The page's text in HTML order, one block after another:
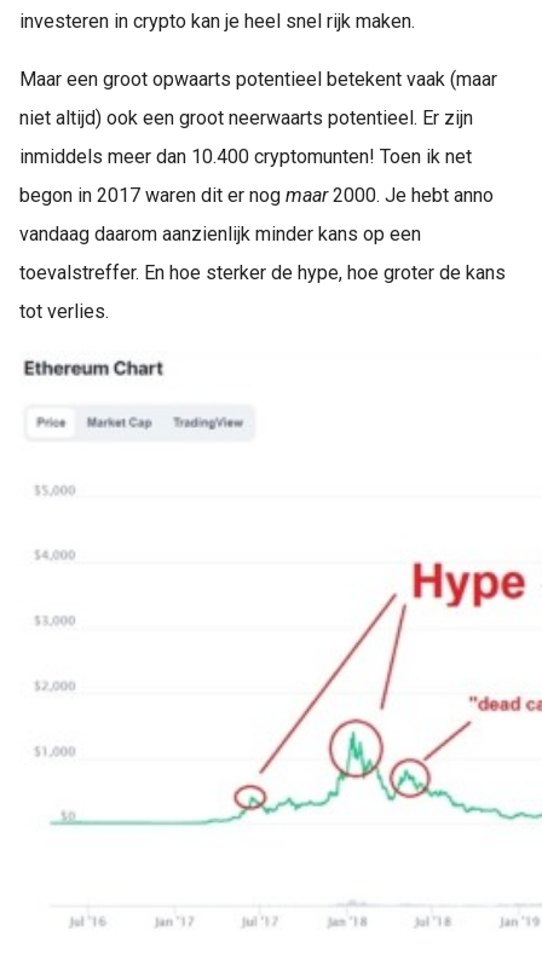
investeren in crypto kan je heel snel rijk maken.
Maar een groot opwaarts potentieel betekent vaak (maar
niet altijd) ook een groot neerwaarts potentieel. Er zijn
inmiddels meer dan 10.400 cryptomunten! Toen ik net
begon in 2017 waren dit er nog maar2000. Je hebt anno
vandaag daarom aanzienlijk minder kans op een
toevalstreffer. En hoe sterker de hype, hoe groter de kans
tot verlies.